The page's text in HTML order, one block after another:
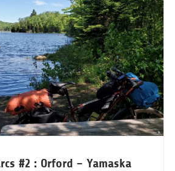
#2 : Orford – Yamaska